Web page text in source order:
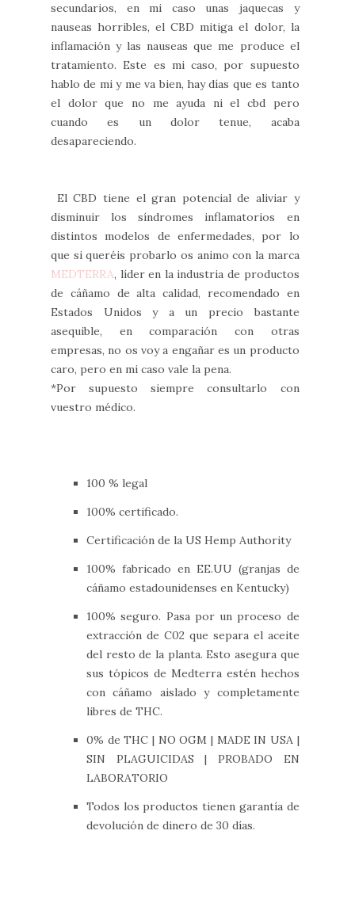
secundarios, en mi caso unas jaquecas y
nauseas horribles, el CBD mitiga el dolor, la
inflamación y las nauseas que me produce el
tratamiento. Este es mi caso, por supuesto
hablo de mi y me va bien, hay días que es tanto
el dolor que no me ayuda ni el cbd pero
cuando es un dolor tenue, acaba
desapareciendo.
El CBD tiene el gran potencial de aliviar y
disminuir los síndromes inflamatorios en
distintos modelos de enfermedades, por lo
que si queréis probarlo os animo con la marca
MEDTERRA, líder en la industria de productos
de cáñamo de alta calidad, recomendado en
Estados Unidos y a un precio bastante
asequible, en comparación con otras
empresas, no os voy a engañar es un producto
caro, pero en mi caso vale la pena.
*Por supuesto siempre consultarlo con
vuestro médico.
100 % legal
100% certificado.
Certificación de la US Hemp Authority
100% fabricado en EE.UU (granjas de
cáñamo estadounidenses en Kentucky)
100% seguro. Pasa por un proceso de
extracción de C02 que separa el aceite
del resto de la planta. Esto asegura que
sus tópicos de Medterra estén hechos
con cáñamo aislado y completamente
libres de THC.
0% de THC | NO OGM | MADE IN USA |
SIN PLAGUICIDAS | PROBADO EN
LABORATORIO
Todos los productos tienen garantía de
devolución de dinero de 30 días.